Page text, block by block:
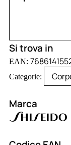
Si trova in
EAN:
Categorie:
Marca